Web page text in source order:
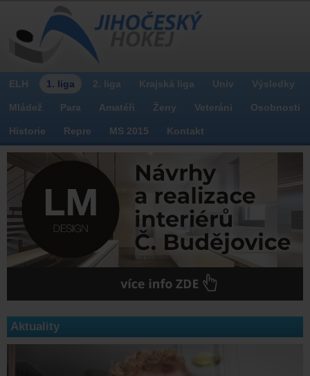
ELH 1. liga 2. liga Krajská liga Univ Výsledky
Mládež Para Amatéři Ženy Veteráni Osobnosti
Historie Repre MS 2015 Kontakt
Aktuality